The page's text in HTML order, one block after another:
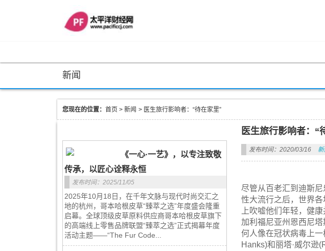
新闻
您现在的位置： 首页 > 新闻 > 医生旅行影响者：“待在家里”
《一心·一艺》，以专注致敬
传承，以匠心诠释永恒
发布时间：2025/11/05
2025年10月18日，在千年文脉与现代时尚交汇之
地的杭州，哥本哈根皮草“臻萃之选”年度盛会隆重
启幕。全球顶级皮草原料供应商哥本哈根皮草旗下
的高端线上零售品牌联盟“臻萃之选”正式揭幕年度
活动主题——“The Fur Code...
医生旅行影响者：“
发布时间：2020/03/16
尽管从百老汇到迪斯
性大流行之后，世界
上吹嘘他们年轻，健
加利福尼亚州恩西尼
何人像在冠状病毒上一
Hanks)和丽塔·威尔逊